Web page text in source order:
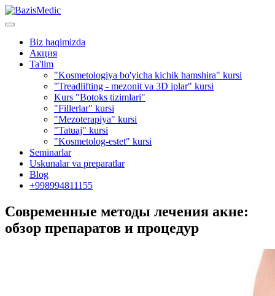
Biz haqimizda
Акция
Ta'lim
"Kosmetologiya bo'yicha kichik hamshira" kursi
"Treadlifting - mezonit va 3D iplar" kursi
Kurs "Botoks tizimlari"
"Fillerlar" kursi
"Mezoterapiya" kursi
"Tatuaj" kursi
"Kosmetolog-estet" kursi
Seminarlar
Uskunalar va preparatlar
Blog
+998994811155
Современные методы лечения акне:
обзор препаратов и процедур